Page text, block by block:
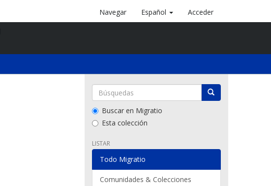
Navegar Español Acceder
Buscar en Migratio
Esta colección
LISTAR
Todo Migratio
Comunidades & Colecciones